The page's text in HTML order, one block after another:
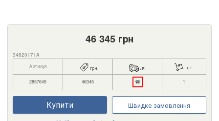
46 345 грн
34820171A
Артикул грн. дн. шт.
2857645 46345 ☎ 1
Купити Швидке замовлення